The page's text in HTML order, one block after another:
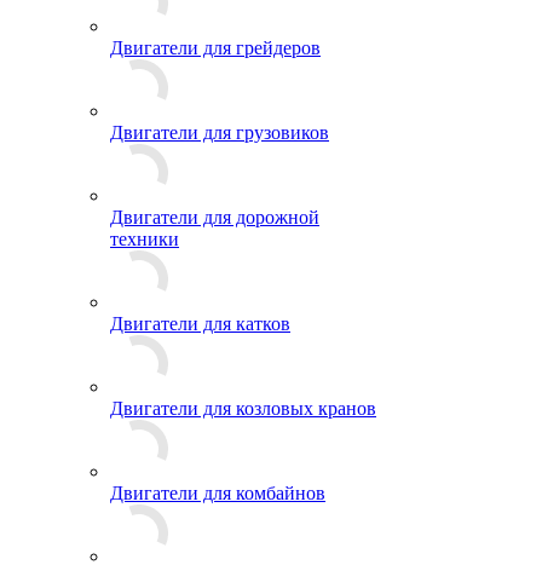
Двигатели для грейдеров
Двигатели для грузовиков
Двигатели для дорожной
техники
Двигатели для катков
Двигатели для козловых кранов
Двигатели для комбайнов